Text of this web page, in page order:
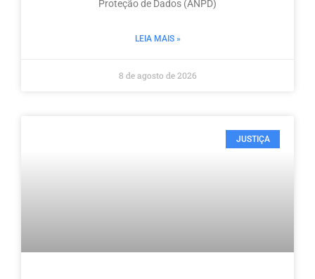
Proteção de Dados (ANPD)
LEIA MAIS »
8 de agosto de 2026
JUSTIÇA